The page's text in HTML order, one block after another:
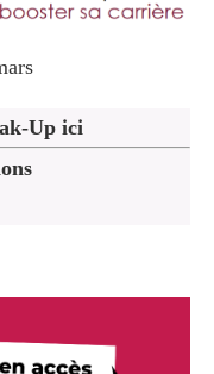
Up ici